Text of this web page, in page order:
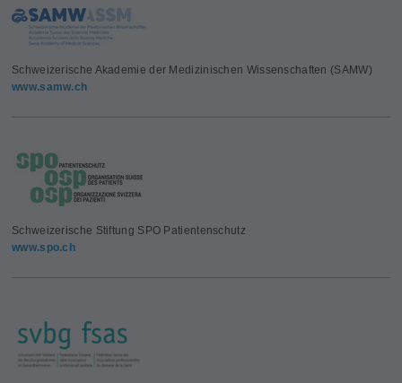
Schweizerische Akademie der Medizinischen Wissenschaften (SAMW)
www.samw.ch
Schweizerische Stiftung SPO Patientenschutz
www.spo.ch